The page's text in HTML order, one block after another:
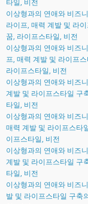
타일, 비전
이상형과의 연애와 비즈
라이프, 매력 계발 및 라
꿈, 라이프스타일, 비전
이상형과의 연애와 비즈
프, 매력 계발 및 라이프
라이프스타일, 비전
이상형과의 연애와 비즈
계발 및 라이프스타일 구
타일, 비전
이상형과의 연애와 비즈
매력 계발 및 라이프스타
이프스타일, 비전
이상형과의 연애와 비즈
계발 및 라이프스타일 구
타일, 비전
이상형과의 연애와 비즈
발 및 라이프스타일 구축